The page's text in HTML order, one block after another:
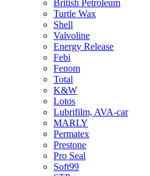
British Petroleum
Turtle Wax
Shell
Valvoline
Energy Release
Febi
Fenom
Total
K&W
Lotos
Lubrifilm, AVA-car
MARLY
Permatex
Prestone
Pro Seal
Soft99